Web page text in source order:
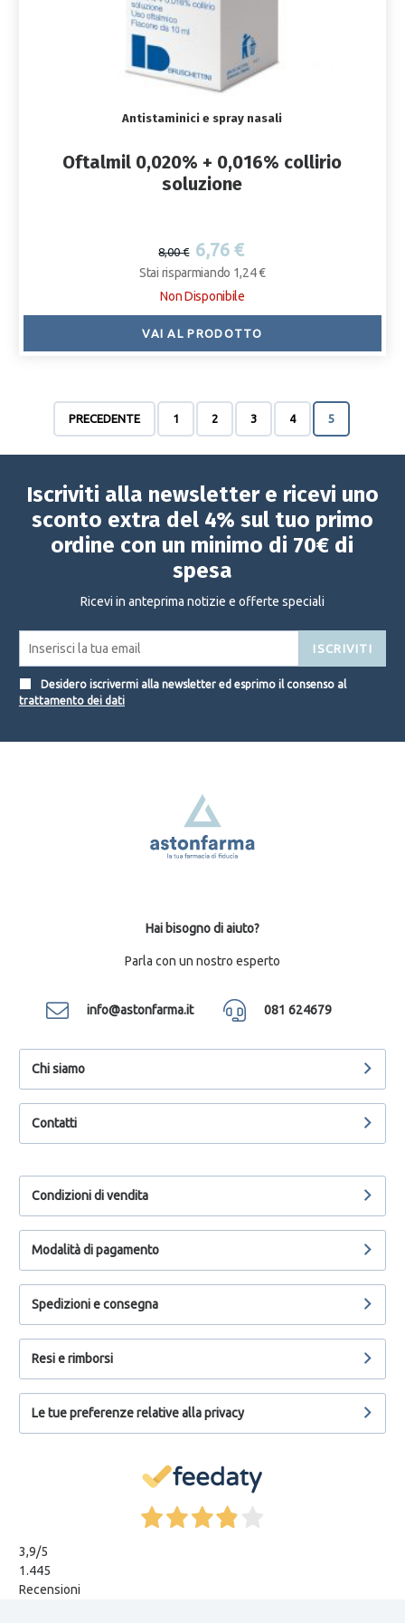
Antistaminici e spray nasali
Oftalmil 0,020% + 0,016% collirio
soluzione
8,00 € 6,76 €
Stai risparmiando 1,24 €
Non Disponibile
VAI AL PRODOTTO
PRECEDENTE 1 2 3 4 5
Iscriviti alla newsletter e ricevi uno
sconto extra del 4% sul tuo primo
ordine con un minimo di 70€ di
spesa
Ricevi in anteprima notizie e offerte speciali
ISCRIVITI
Desidero iscrivermi alla newsletter ed esprimo il consenso al
trattamento dei dati
Hai bisogno di aiuto?
Parla con un nostro esperto
info@astonfarma.it 081 624679
Chi siamo
Contatti
Condizioni di vendita
Modalità di pagamento
Spedizioni e consegna
Resi e rimborsi
Le tue preferenze relative alla privacy
3,9/5
1.445
Recensioni